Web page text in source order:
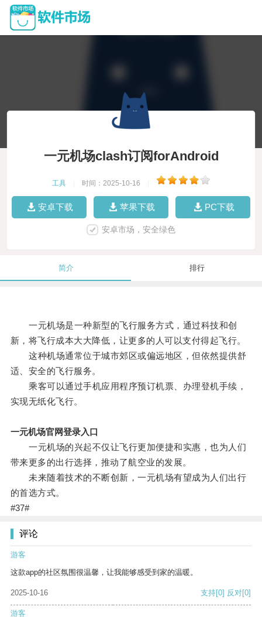
一元机场clash订阅forAndroid
工具 时间：2025-10-16
安卓下载 苹果下载 PC下载
安卓市场，安全绿色
简介 排行
一元机场是一种新型的飞行服务方式，通过科技和创
新，将飞行成本大大降低，让更多的人可以支付得起飞行。
这种机场通常位于城市郊区或偏远地区，但依然提供舒
适、安全的飞行服务。
乘客可以通过手机应用程序预订机票、办理登机手续，
实现无纸化飞行。
一元机场官网登录入口
一元机场的兴起不仅让飞行更加便捷和实惠，也为人们
带来更多的出行选择，推动了航空业的发展。
未来随着技术的不断创新，一元机场有望成为人们出行
的首选方式。
#37#
评论
游客
这款app的社区氛围很温馨，让我能够感受到家的温暖。
2025-10-16 支持[0] 反对[0]
游客